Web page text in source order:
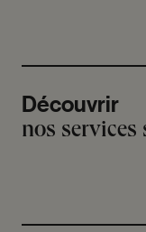
Découvrir
nos services